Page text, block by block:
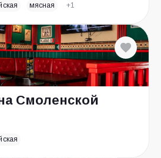
мясная +1
Смоленской